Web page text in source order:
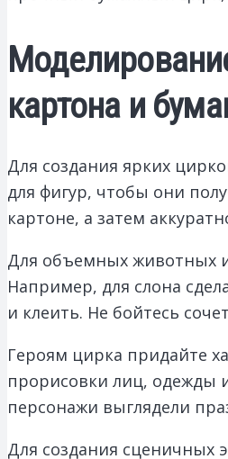
картона и
Для создания ярких
для фигур, чтобы они
картоне, а затем
Для объемных животных
Например, для слона
и клеить. Не бойтесь
Героям цирка придайте
прорисовки лиц, одежды
персонажи выглядели
Для создания сценичных